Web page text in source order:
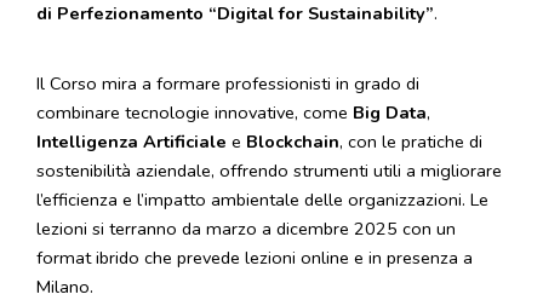
di Perfezionamento “Digital for Sustainability”.
Il Corso mira a formare professionisti in grado di
combinare tecnologie innovative, come Big Data,
Intelligenza Artificiale e Blockchain, con le pratiche di
sostenibilità aziendale, offrendo strumenti utili a migliorare
l’efficienza e l’impatto ambientale delle organizzazioni. Le
lezioni si terranno da marzo a dicembre 2025 con un
format ibrido che prevede lezioni online e in presenza a
Milano.